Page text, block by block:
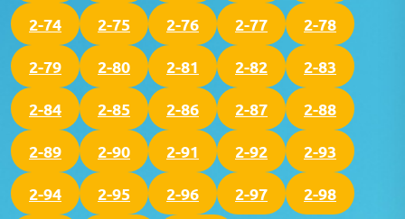
2-74 2-75 2-76 2-77 2-78
2-79 2-80 2-81 2-82 2-83
2-84 2-85 2-86 2-87 2-88
2-89 2-90 2-91 2-92 2-93
2-94 2-95 2-96 2-97 2-98